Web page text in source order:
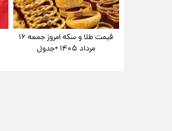
قیمت طلا و سکه امروز جمعه ۱۶
مرداد ۱۴۰۵ +جدول